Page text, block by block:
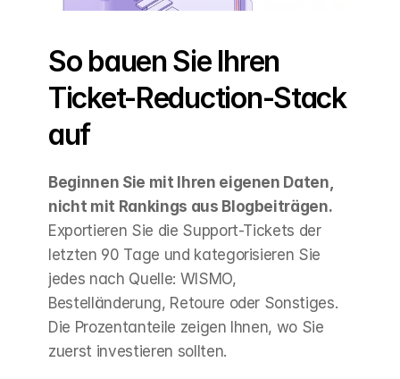
So bauen Sie Ihren
Ticket-Reduction-Stack
auf
Beginnen Sie mit Ihren eigenen Daten,
nicht mit Rankings aus Blogbeiträgen.
Exportieren Sie die Support-Tickets der
letzten 90 Tage und kategorisieren Sie
jedes nach Quelle: WISMO,
Bestelländerung, Retoure oder Sonstiges.
Die Prozentanteile zeigen Ihnen, wo Sie
zuerst investieren sollten.